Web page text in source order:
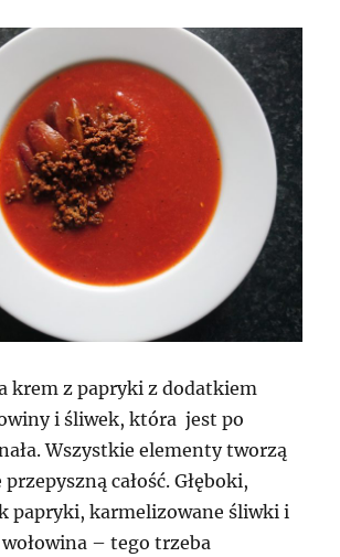
z
migdałowym
kuskusem
krem z papryki z dodatkiem
i śliwek, która jest po
Wszystkie elementy tworzą
całość. Głęboki,
papryki, karmelizowane śliwki i
– tego trzeba